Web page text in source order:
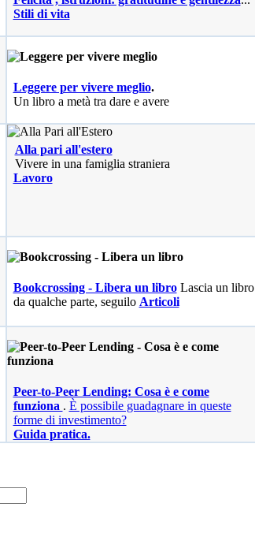
Stili di vita
Leggere per vivere meglio.
Un libro a metà tra dare e avere
Alla pari all'estero
Vivere in una famiglia straniera
Lavoro
Bookcrossing - Libera un libroLascia un libro
da qualche parte, seguilo Articoli
Peer-to-Peer Lending: Cosa è e come
funziona . È possibile guadagnare in queste
forme di investimento?
Guida pratica.